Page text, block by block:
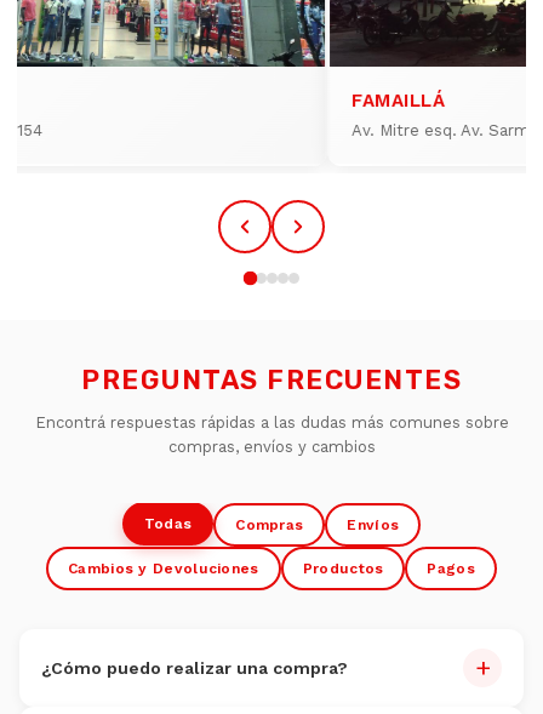
154
FAMAILLÁ
Av. Mitre esq. Av.
PREGUNTAS FRECUENTES
Encontrá respuestas rápidas a las dudas más comunes sobre
compras, envíos y cambios
Todas Compras Envíos
Cambios y Devoluciones Productos Pagos
¿Cómo puedo realizar una compra? +